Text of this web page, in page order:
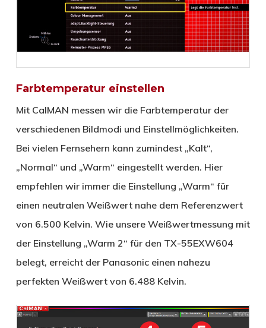
Farbtemperatur einstellen
Mit CalMAN messen wir die Farbtemperatur der
verschiedenen Bildmodi und Einstellmöglichkeiten.
Bei vielen Fernsehern kann zumindest „Kalt“,
„Normal“ und „Warm“ eingestellt werden. Hier
empfehlen wir immer die Einstellung „Warm“ für
einen neutralen Weißwert nahe dem Referenzwert
von 6.500 Kelvin. Wie unsere Weißwertmessung mit
der Einstellung „Warm 2“ für den TX-55EXW604
belegt, erreicht der Panasonic einen nahezu
perfekten Weißwert von 6.488 Kelvin.